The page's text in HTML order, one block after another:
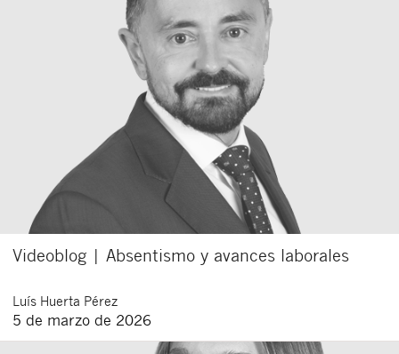
Videoblog | Absentismo y avances laborales
Luís Huerta Pérez
5 de marzo de 2026